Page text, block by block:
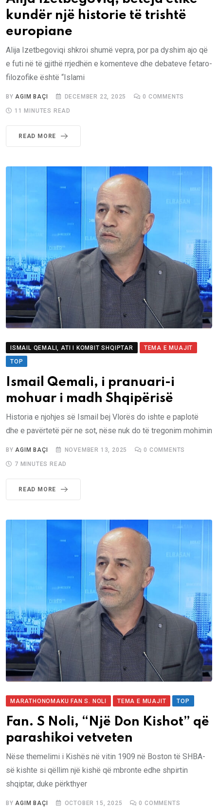
kundër një historie të trishtë
europiane
Alija Izetbegoviqi shkroi shumë vepra, por pa dyshim ajo që
e futi në të gjithë rrjedhën e komenteve dhe debateve fetaro-
filozofike është “Islami
BYAGIM BAÇI DECEMBER 22, 2025 0 COMMENTS
11 MINUTES READ
READ MORE
ISMAIL QEMALI, ATI I KOMBIT SHQIPTAR
TEMA E MUAJIT
TOP
Ismail Qemali, i pranuari-i
mohuar i madh Shqipërisë
Historia e njohjes së Ismail bej Vlorës do ishte e paplotë
dhe e pavërtetë për ne sot, nëse nuk do të tregonim mohimin
BYAGIM BAÇI NOVEMBER 13, 2025 0 COMMENTS
7 MINUTES READ
READ MORE
MARATHONOMAKU FAN S. NOLI TEMA E MUAJIT TOP
Fan. S Noli, “Një Don Kishot” që
parashikoi vetveten
Nëse themelimi i Kishës në vitin 1909 në Boston të SHBA-
së kishte si qëllim një kishë që mbronte edhe shpirtin
shqiptar, duke përkthyer
BY AGIM BAÇI OCTOBER 15, 2025 0 COMMENTS